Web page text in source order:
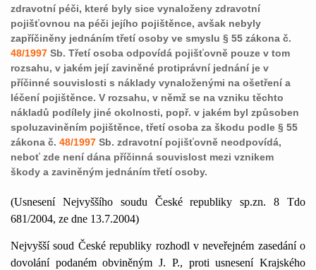
zdravotní péči, které byly sice vynaloženy zdravotní
pojišťovnou na péči jejího pojištěnce, avšak nebyly
zapříčiněny jednáním třetí osoby ve smyslu § 55 zákona č.
48/1997 Sb. Třetí osoba odpovídá pojišťovně pouze v tom
rozsahu, v jakém její zaviněné protiprávní jednání je v
příčinné souvislosti s náklady vynaloženými na ošetření a
léčení pojištěnce. V rozsahu, v němž se na vzniku těchto
nákladů podílely jiné okolnosti, popř. v jakém byl způsoben
spoluzaviněním pojištěnce, třetí osoba za škodu podle § 55
zákona č. 48/1997 Sb. zdravotní pojišťovně neodpovídá,
neboť zde není dána příčinná souvislost mezi vznikem
škody a zaviněným jednáním třetí osoby.
(Usnesení Nejvyššího soudu České republiky sp.zn. 8 Tdo
681/2004, ze dne 13.7.2004)
Nejvyšší soud České republiky rozhodl v neveřejném zasedání o
dovolání podaném obviněným J. P., proti usnesení Krajského